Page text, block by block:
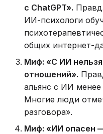
с ChatGPT».
ИИ-психологи
общих интернет-
Миф: «С ИИ
отношений».
альянс с ИИ менее
Многие люди
разговора».
Миф: «ИИ опасен